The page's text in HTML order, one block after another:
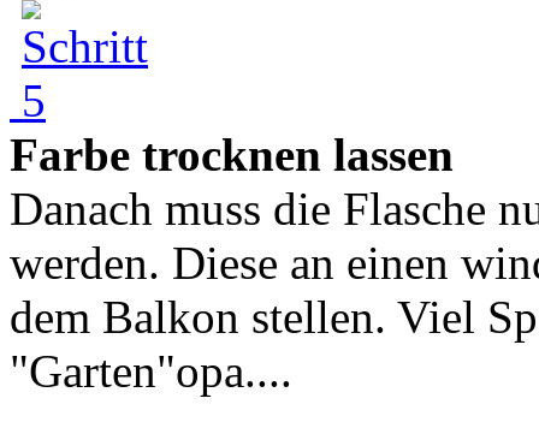
Farbe trocknen lassen
Danach muss die Flasche
werden. Diese an einen
dem Balkon stellen. Viel
"Garten"opa....